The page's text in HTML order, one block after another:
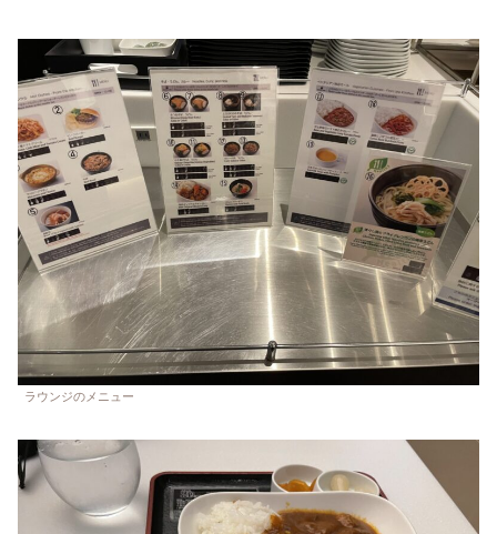
ラウンジのメニュー